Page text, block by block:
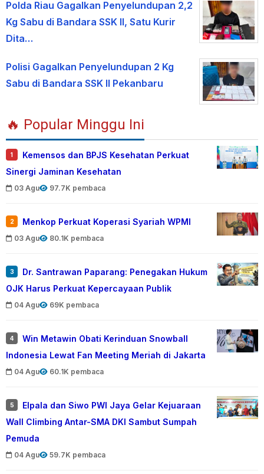
Polda Riau Gagalkan Penyelundupan 2,2
Kg Sabu di Bandara SSK II, Satu Kurir
Dita…
Polisi Gagalkan Penyelundupan 2 Kg
Sabu di Bandara SSK II Pekanbaru
🔥 Popular Minggu Ini
1
Kemensos dan BPJS Kesehatan Perkuat
Sinergi Jaminan Kesehatan
03 Agu 97.7K pembaca
2 Menkop Perkuat Koperasi Syariah WPMI
03 Agu 80.1K pembaca
3
Dr. Santrawan Paparang: Penegakan Hukum
OJK Harus Perkuat Kepercayaan Publik
04 Agu 69K pembaca
4
Win Metawin Obati Kerinduan Snowball
Indonesia Lewat Fan Meeting Meriah di Jakarta
04 Agu 60.1K pembaca
5
Elpala dan Siwo PWI Jaya Gelar Kejuaraan
Wall Climbing Antar-SMA DKI Sambut Sumpah
Pemuda
04 Agu 59.7K pembaca